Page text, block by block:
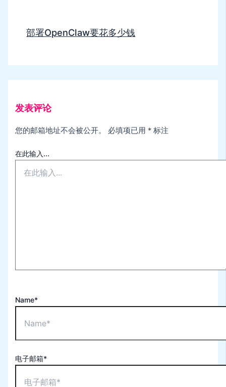
部署OpenClaw要花多少钱
发表评论
您的邮箱地址不会被公开。 必填项已用 * 标注
在此输入...
Name*
电子邮箱*